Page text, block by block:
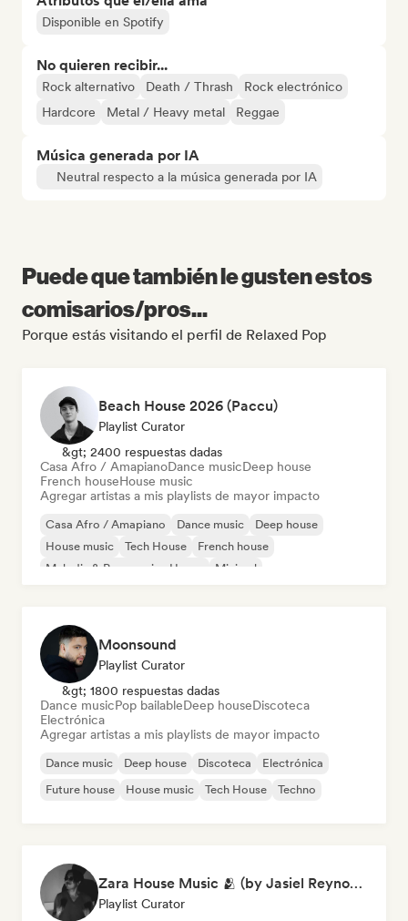
Disponible en Spotify
No quieren recibir...
Rock alternativo Death / Thrash
Rock electrónico
Hardcore
Metal / Heavy metal Reggae
Música generada por IA
Neutral respecto a la música generada por IA
Puede que también le gusten estos
comisarios/pros...
Porque estás visitando el perfil de Relaxed Pop
Beach House 2026 (Paccu)
Playlist Curator
&gt; 2400 respuestas dadas
Casa Afro / AmapianoDance musicDeep house
French houseHouse music
Agregar artistas a mis playlists de mayor impacto
Casa Afro / Amapiano Dance music
Deep house
House music
Tech House
French house
Melodic & Progressive House
Minimal
Moonsound
Playlist Curator
&gt; 1800 respuestas dadas
Dance musicPop bailableDeep houseDiscoteca
Electrónica
Agregar artistas a mis playlists de mayor impacto
Dance music Deep house Discoteca
Electrónica
Future house
House music Tech House Techno
Zara House Music 🫂 (by Jasiel Reynoso)
Playlist Curator